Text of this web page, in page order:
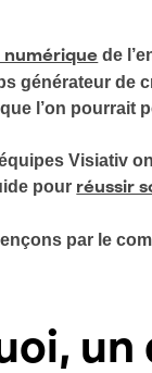
de
générateur de
l’on pourrait
Visiativ
pour réussir
par le
un